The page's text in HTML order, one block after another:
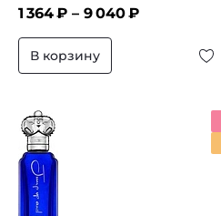
1 364₽ – 9 040₽
В корзину